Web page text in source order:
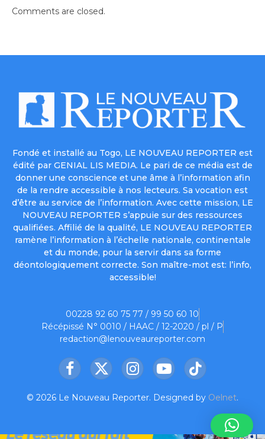
Comments are closed.
Fondé et installé au Togo, LE NOUVEAU REPORTER est
édité par GENIAL LIS MEDIA. Le pari de ce média est de
donner une conscience et une âme à l’information afin
de la rendre accessible à nos lecteurs. Sa vocation est
d’être au service de l’information. Avec cette mission, LE
NOUVEAU REPORTER s’appuie sur des ressources
qualifiées. Affilié de la qualité, LE NOUVEAU REPORTER
ramène l’information à l’échelle nationale, continentale
et du monde, pour la servir dans sa forme
déontologiquement correcte. Son maître-mot est: l’info,
accessible!
00228 92 60 75 77 / 99 50 60 10
Récépissé N° 0010 / HAAC / 12-2020 / pl / P
redaction@lenouveaureporter.com
Facebook
X
InstagramYouTubeTikTok
© 2026 Le Nouveau Reporter. Designed by Oelnet.